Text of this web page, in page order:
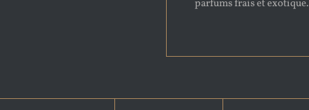
parfums frais et exotique.